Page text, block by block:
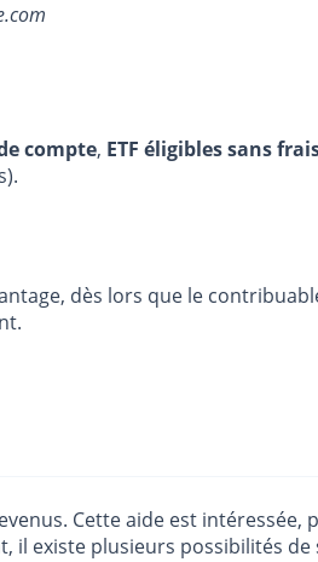
compte, ETF éligibles sans
dès lors que le
Cette aide est
il existe plusieurs possibilités